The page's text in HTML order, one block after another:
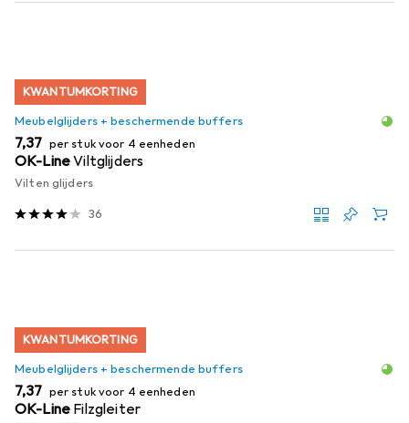
KWANTUMKORTING
Meubelglijders + beschermende buffers
EUR
7,37 per stuk voor 4 eenheden
OK-LineViltglijders
Vilten glijders
36
KWANTUMKORTING
Meubelglijders + beschermende buffers
EUR
7,37 per stuk voor 4 eenheden
OK-Line Filzgleiter